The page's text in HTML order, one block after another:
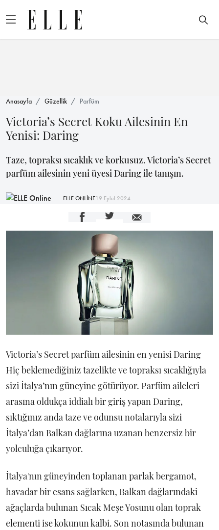
Anasayfa Güzellik Parfüm
Victoria’s Secret Koku Ailesinin En
Yenisi: Daring
Taze, topraksı sıcaklık ve korkusuz. Victoria’s Secret
parfüm ailesinin yeni üyesi Daring ile tanışın.
ELLE ONLİNE19 Eylül 2024
Victoria’s Secret parfüm ailesinin en yenisi Daring
Hiç beklemediğiniz tazelikte ve topraksı sıcaklığıyla
sizi İtalya’nın güneyine götürüyor. Parfüm aileleri
arasına oldukça iddialı bir giriş yapan Daring,
sıktığınız anda taze ve odunsu notalarıyla sizi
İtalya’dan Balkan dağlarına uzanan benzersiz bir
yolculuğa çıkarıyor.
İtalya'nın güneyinden toplanan parlak bergamot,
havadar bir esans sağlarken, Balkan dağlarındaki
ağaçlarda bulunan Sıcak Meşe Yosunu olan toprak
elementi ise kokunun kalbi. Son notasında bulunan